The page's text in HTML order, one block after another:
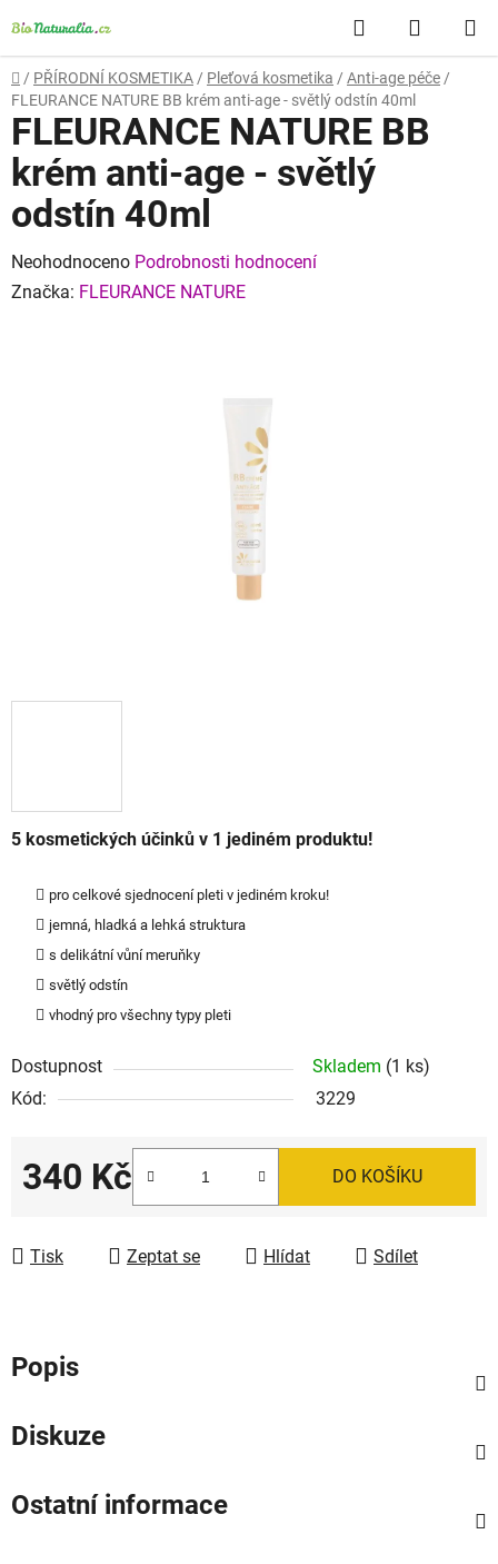
na
obsah
Hledat
KOŠÍK
Domů
/ PŘÍRODNÍ KOSMETIKA / Pleťová kosmetika / Anti-age péče /
FLEURANCE NATURE BB krém anti-age - světlý odstín 40ml
5 kosmetických účinků v 1 jediném produktu!
pro celkové sjednocení pleti v jediném kroku!
jemná, hladká a lehká struktura
s delikátní vůní meruňky
světlý odstín
vhodný pro všechny typy pleti
Dostupnost Skladem (1 ks)
Kód:
3229
340 Kč DO KOŠÍKU
Tisk Zeptat se Hlídat Sdílet
FLEURANCE NATURE BB
krém anti-age - světlý
odstín 40ml
Průměrné
hodnocení
Neohodnoceno Podrobnosti hodnocení
Značka: FLEURANCE NATURE
Popis
Diskuze
Ostatní informace